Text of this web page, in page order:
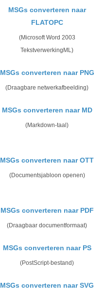
MSGs converteren naar
FLATOPC
(Microsoft Word 2003
TekstverwerkingML)
MSGs converteren naar PNG
(Draagbare netwerkafbeelding)
MSGs converteren naar MD
(Markdown-taal)
MSGs converteren naar OTT
(Documentsjabloon openen)
MSGs converteren naar PDF
(Draagbaar documentformaat)
MSGs converteren naar PS
(PostScript-bestand)
MSGs converteren naar SVG